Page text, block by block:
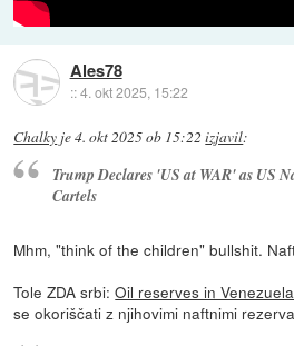
Ales78
::4. okt 2025, 15:22
Chalky je4. okt 2025 ob 15:22 izjavil:
Trump Declares 'US at WAR' as US
Cartels
Mhm, "think of the children" bullshit.
Tole ZDA srbi:Oil reserves in
se okoriščati z njihovimi naftnimi